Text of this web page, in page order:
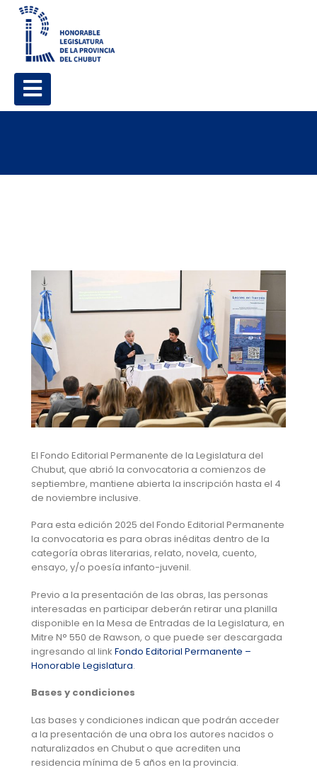
El Fondo Editorial Permanente de la Legislatura del
Chubut, que abrió la convocatoria a comienzos de
septiembre, mantiene abierta la inscripción hasta el 4
de noviembre inclusive.
Para esta edición 2025 del Fondo Editorial Permanente
la convocatoria es para obras inéditas dentro de la
categoría obras literarias, relato, novela, cuento,
ensayo, y/o poesía infanto-juvenil.
Previo a la presentación de las obras, las personas
interesadas en participar deberán retirar una planilla
disponible en la Mesa de Entradas de la Legislatura, en
Mitre N° 550 de Rawson, o que puede ser descargada
ingresando al link Fondo Editorial Permanente –
Honorable Legislatura.
Bases y condiciones
Las bases y condiciones indican que podrán acceder
a la presentación de una obra los autores nacidos o
naturalizados en Chubut o que acrediten una
residencia mínima de 5 años en la provincia.